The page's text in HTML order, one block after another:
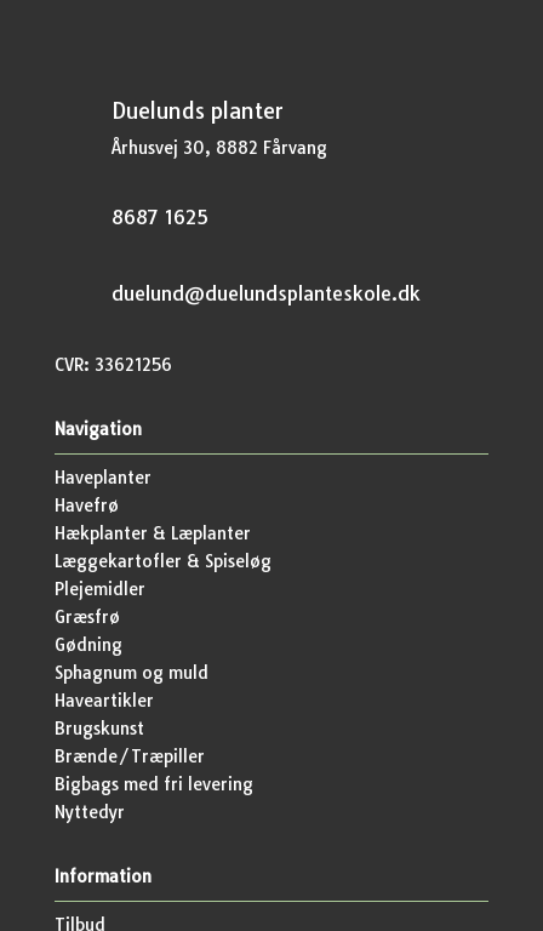
Duelunds planter
Århusvej 30, 8882 Fårvang
8687 1625
duelund@duelundsplanteskole.dk
CVR: 33621256
Navigation
Haveplanter
Havefrø
Hækplanter & Læplanter
Læggekartofler & Spiseløg
Plejemidler
Græsfrø
Gødning
Sphagnum og muld
Haveartikler
Brugskunst
Brænde/Træpiller
Bigbags med fri levering
Nyttedyr
Information
Tilbud